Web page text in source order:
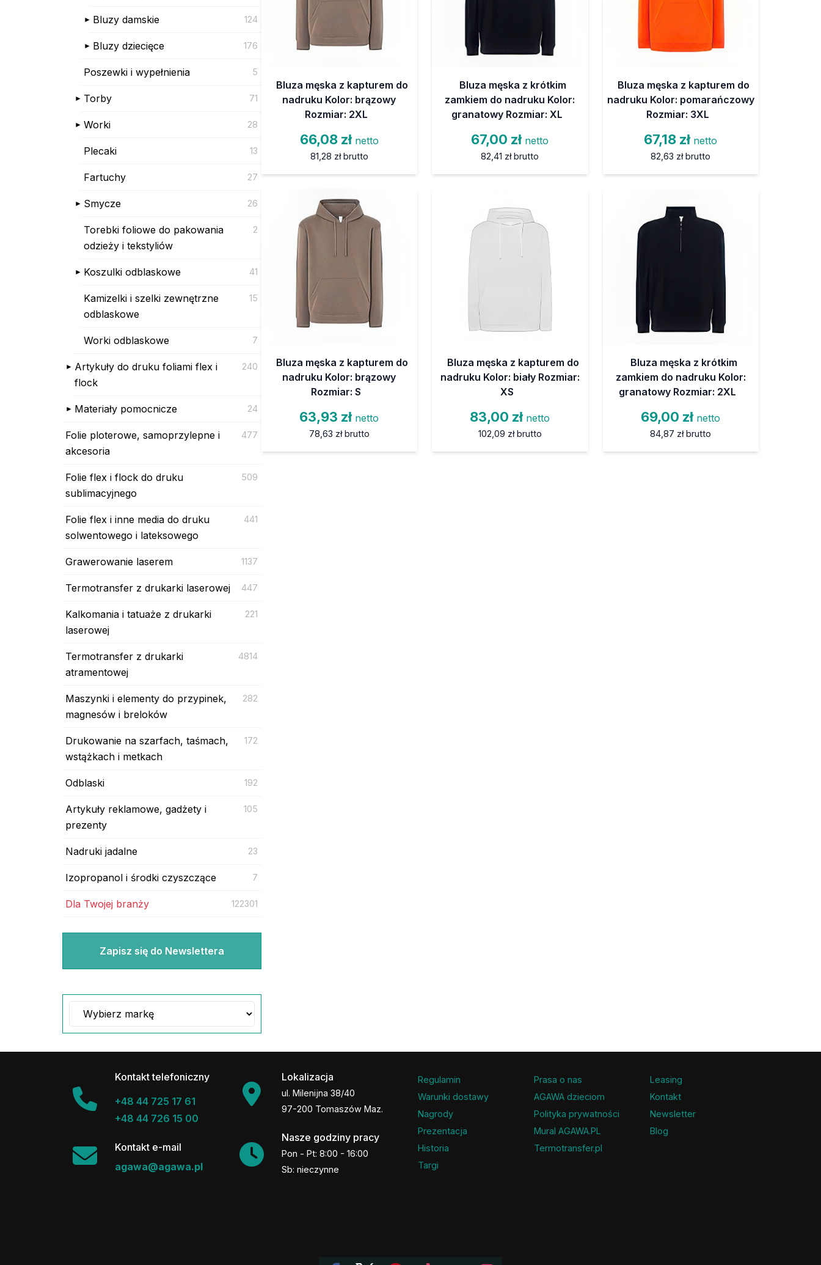
Bluzy damskie 124
Bluzy dziecięce 176
Poszewki i wypełnienia 5
Torby 71
Worki 28
Plecaki 13
Fartuchy 27
Smycze 26
Torebki foliowe do pakowania
odzieży i tekstyliów
2
Koszulki odblaskowe 41
Kamizelki i szelki zewnętrzne
odblaskowe
15
Worki odblaskowe 7
Artykuły do druku foliami flex i
flock
240
Materiały pomocnicze 24
Folie ploterowe, samoprzylepne i
akcesoria
477
Folie flex i flock do druku
sublimacyjnego
509
Folie flex i inne media do druku
solwentowego i lateksowego
441
Grawerowanie laserem 1137
Termotransfer z drukarki laserowej 447
Kalkomania i tatuaże z drukarki
laserowej
221
Termotransfer z drukarki
atramentowej
4814
Maszynki i elementy do przypinek,
magnesów i breloków
282
Drukowanie na szarfach, taśmach,
wstążkach i metkach
172
Odblaski 192
Artykuły reklamowe, gadżety i
prezenty
105
Nadruki jadalne 23
Izopropanol i środki czyszczące 7
Dla Twojej branży 122301
Zapisz się do Newslettera
Bluza męska z kapturem do
nadruku Kolor: brązowy
Rozmiar: 2XL
66,08 zł netto
81,28 zł brutto
Bluza męska z krótkim
zamkiem do nadruku Kolor:
granatowy Rozmiar: XL
67,00 zł netto
82,41 zł brutto
Bluza męska z kapturem do
nadruku Kolor: pomarańczowy
Rozmiar: 3XL
67,18 zł netto
82,63 zł brutto
Bluza męska z kapturem do
nadruku Kolor: brązowy
Rozmiar: S
63,93 zł netto
78,63 zł brutto
Bluza męska z kapturem do
nadruku Kolor: biały Rozmiar:
XS
83,00 zł netto
102,09 zł brutto
Bluza męska z krótkim
zamkiem do nadruku Kolor:
granatowy Rozmiar: 2XL
69,00 zł netto
84,87 zł brutto
Kontakt telefoniczny
+48 44 725 17 61
+48 44 726 15 00
Kontakt e-mail
agawa@agawa.pl
Lokalizacja
ul. Milenijna 38/40
97-200 Tomaszów Maz.
Nasze godziny pracy
Pon - Pt: 8:00 - 16:00
Sb: nieczynne
Regulamin
Warunki dostawy
Nagrody
Prezentacja
Historia
Targi
Prasa o nas
AGAWA dzieciom
Polityka prywatności
Mural AGAWA.PL
Termotransfer.pl
Leasing
Kontakt
Newsletter
Blog